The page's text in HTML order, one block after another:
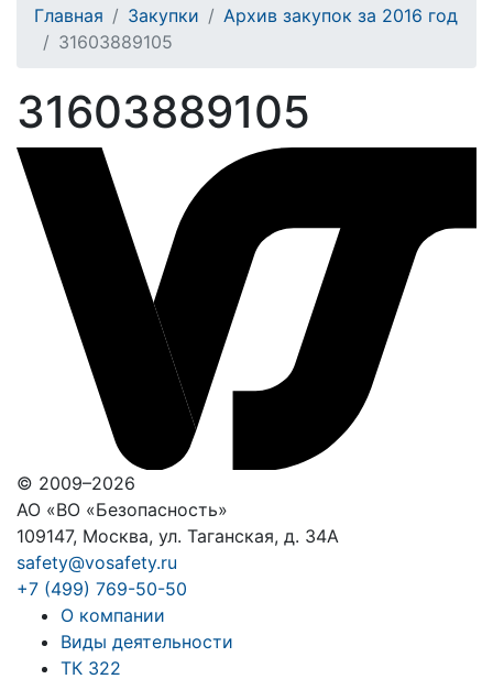
Главная
Закупки
Архив закупок за 2016 год
31603889105
31603889105
© 2009–2026
АО «ВО «Безопасность»
109147, Москва, ул. Таганская, д. 34А
safety@vosafety.ru
+7 (499) 769-50-50
О компании
Виды деятельности
ТК 322